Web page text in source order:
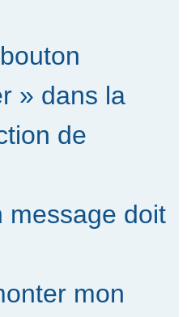
» dans la
de
message doit
mon